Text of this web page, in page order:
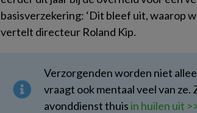
basisverzekering: ‘Dit bleef uit, waarop
vertelt directeur Roland Kip.
Verzorgenden worden niet
vraagt ook mentaal veel van
avonddienst thuisin huilen uit